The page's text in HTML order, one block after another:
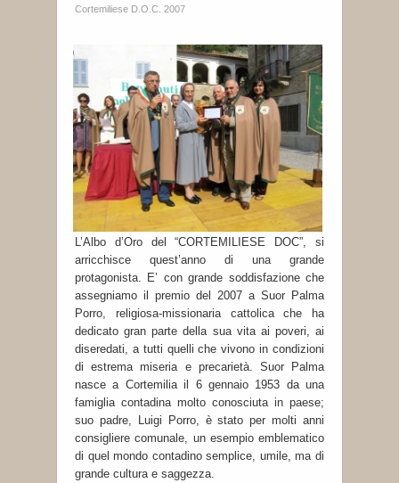
Cortemiliese D.O.C. 2007
L’Albo d’Oro del “CORTEMILIESE DOC”, si
arricchisce quest’anno di una grande
protagonista. E’ con grande soddisfazione che
assegniamo il premio del 2007 a Suor Palma
Porro, religiosa-missionaria cattolica che ha
dedicato gran parte della sua vita ai poveri, ai
diseredati, a tutti quelli che vivono in condizioni
di estrema miseria e precarietà. Suor Palma
nasce a Cortemilia il 6 gennaio 1953 da una
famiglia contadina molto conosciuta in paese;
suo padre, Luigi Porro, è stato per molti anni
consigliere comunale, un esempio emblematico
di quel mondo contadino semplice, umile, ma di
grande cultura e saggezza.